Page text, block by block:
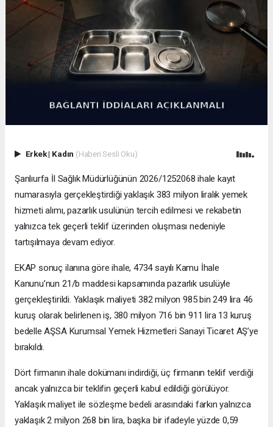
Erkek| Kadın (Haberi Sesli Oku)
Şanlıurfa İl Sağlık Müdürlüğünün 2026/1252068 ihale kayıt
numarasıyla gerçekleştirdiği yaklaşık 383 milyon liralık yemek
hizmeti alımı, pazarlık usulünün tercih edilmesi ve rekabetin
yalnızca tek geçerli teklif üzerinden oluşması nedeniyle
tartışılmaya devam ediyor.
EKAP sonuç ilanına göre ihale, 4734 sayılı Kamu İhale
Kanunu’nun 21/b maddesi kapsamında pazarlık usulüyle
gerçekleştirildi. Yaklaşık maliyeti 382 milyon 985 bin 249 lira 46
kuruş olarak belirlenen iş, 380 milyon 716 bin 911 lira 13 kuruş
bedelle AŞSA Kurumsal Yemek Hizmetleri Sanayi Ticaret AŞ’ye
bırakıldı.
Dört firmanın ihale dokümanı indirdiği, üç firmanın teklif verdiği
ancak yalnızca bir teklifin geçerli kabul edildiği görülüyor.
Yaklaşık maliyet ile sözleşme bedeli arasındaki farkın yalnızca
yaklaşık 2 milyon 268 bin lira, başka bir ifadeyle yüzde 0,59